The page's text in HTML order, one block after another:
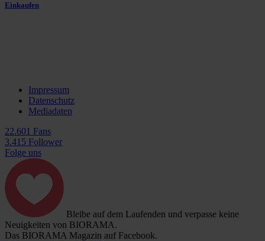
Einkaufen
Impressum
Datenschutz
Mediadaten
22.601 Fans
3.415 Follower
Folge uns
Bleibe auf dem Laufenden und verpasse keine
Neuigkeiten von BIORAMA.
Das BIORAMA Magazin auf Facebook.